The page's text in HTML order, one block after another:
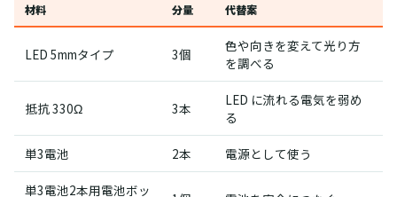
材料 分量 代替案
LED 5mmタイプ 3個
色や向きを変えて光り方
を調べる
抵抗 330Ω 3本
LED に流れる電気を弱め
る
単3電池 2本 電源として使う
単3電池2本用電池ボッ